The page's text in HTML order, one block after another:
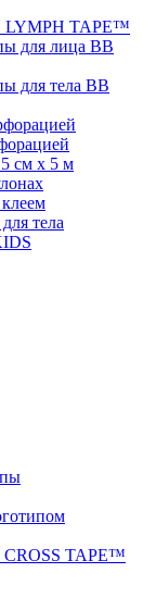
LYMPH TAPE™
для лица BB
для тела BB
см x 5 м
тела
CROSS TAPE™